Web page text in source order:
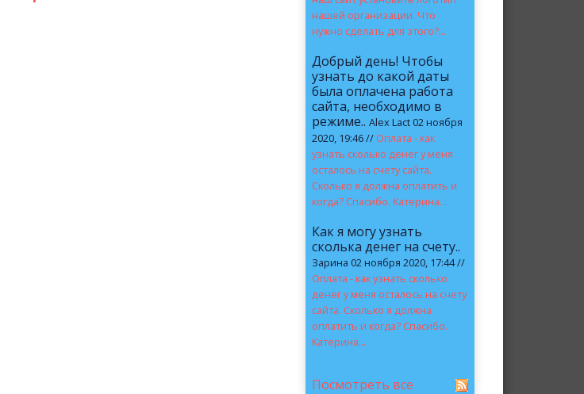
нашей организации. Что
нужно сделать для этого?...
Добрый день! Чтобы
узнать до какой даты
была оплачена работа
сайта, необходимо в
режиме.. Alex Lact 02 ноября
2020, 19:46 // Оплата - как
узнать сколько денег у меня
осталось на счету сайта.
Сколько я должна оплатить и
когда? Спасибо. Катерина...
Как я могу узнать
сколька денег на счету..
Зарина 02 ноября 2020, 17:44 //
Оплата - как узнать сколько
денег у меня осталось на счету
сайта. Сколько я должна
оплатить и когда? Спасибо.
Катерина...
Посмотреть все